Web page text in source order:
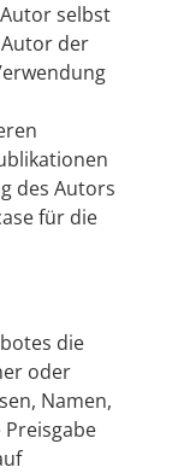
selbst
der
des Autors
für die
die
oder
Namen,